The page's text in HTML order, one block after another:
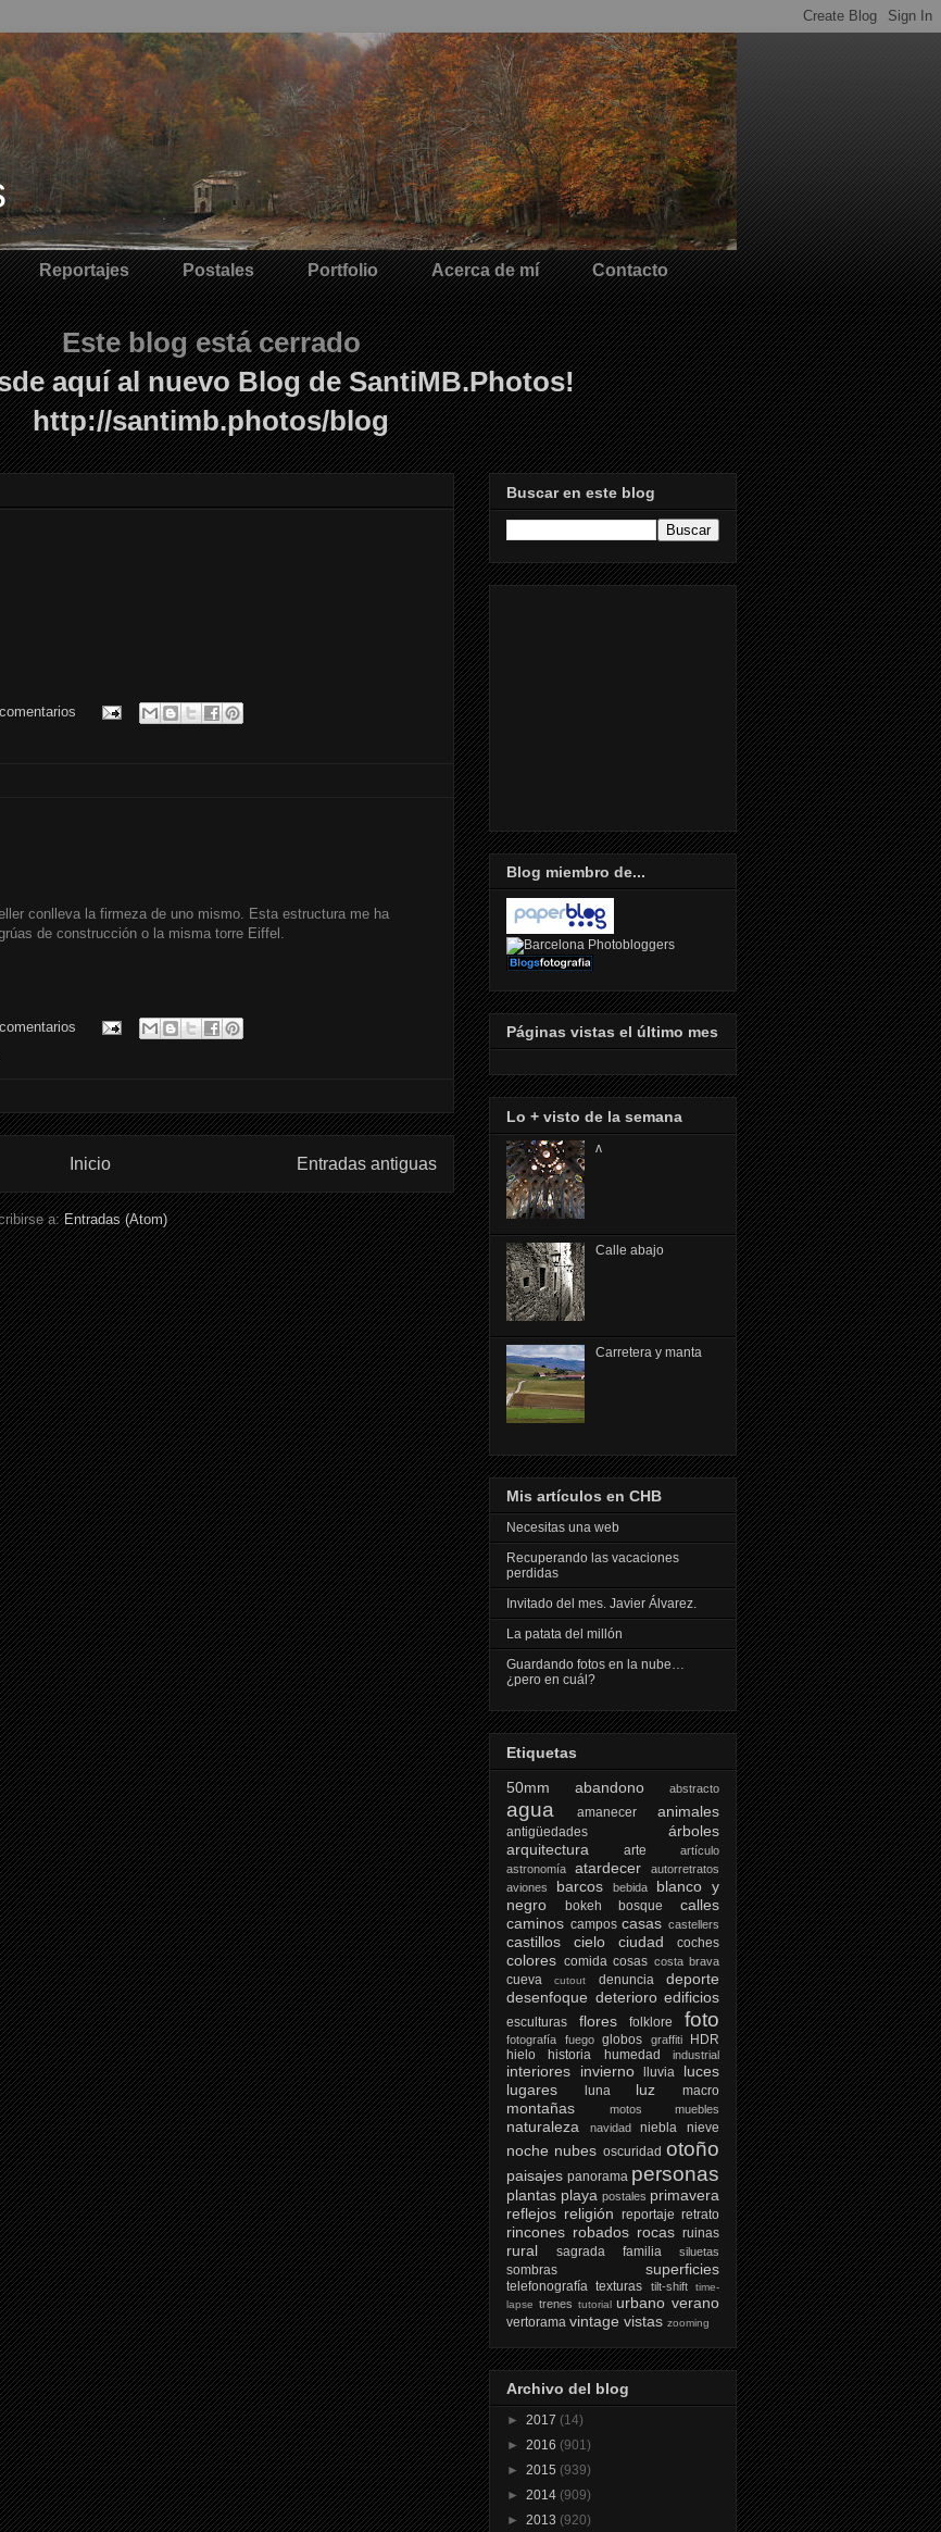
Reportajes Postales Portfolio Acerca de mí Contacto
Este blog está cerrado
aquí al nuevo Blog de SantiMB.Photos!
http://santimb.photos/blog
conlleva la firmeza de uno mismo. Esta estructura me ha
de construcción o la misma torre Eiffel.
Entradas antiguas
Inicio
a:Entradas (Atom)
Buscar en este blog
Blog miembro de...
Páginas vistas el último mes
Lo + visto de la semana
ᴧ
Calle abajo
Carretera y manta
Mis artículos en CHB
Necesitas una web
Recuperando las vacaciones
perdidas
Invitado del mes. Javier Álvarez.
La patata del millón
Guardando fotos en la nube…
¿pero en cuál?
Etiquetas
50mm
abandono abstracto
agua amanecer animales
antigüedades
árboles
arquitectura
arte
artículo
astronomía
atardecer
autorretratos
aviones
barcos bebida
blanco y
negro
bokeh bosque
calles
caminos campos casas castellers
castillos cielo ciudad coches
colores comida cosas costa brava
cueva cutout denuncia
deporte
desenfoque deterioro edificios
esculturas flores folklore foto
fotografía fuego globos graffiti
HDR
hielo
historia humedad industrial
interiores invierno lluvia
luces
lugares
luna luz macro
montañas motos muebles
naturaleza navidad niebla nieve
noche nubes oscuridad otoño
paisajes panorama personas
plantas playa postales primavera
reflejos religión reportaje retrato
rincones robados rocas ruinas
rural sagrada familia siluetas
sombras superficies
telefonografía texturas tilt-shift
time-
lapse trenes tutorial urbano verano
vertorama vintage vistas zooming
Archivo del blog
► 2017 (14)
► 2016 (901)
► 2015 (939)
► 2014 (909)
► 2013 (920)